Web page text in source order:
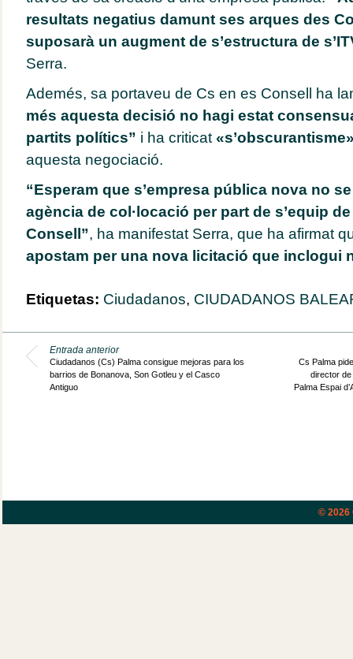
resultats negatius damunt ses arques des
suposarà un augment de s’estructura de
Serra.
Ademés, sa portaveu de Cs en es Consell ha
més aquesta decisió no hagi estat
partits polítics” i ha criticat
aquesta negociació.
“Esperam que s’empresa pública nova no
agència de col·locació per part de s’equip
Consell”, ha manifestat Serra, que ha afirmat
apostam per una nova licitació que inclogui
Etiquetas: Ciudadanos, CIUDADANOS
Entrada anterior
Ciudadanos (Cs) Palma consigue mejoras para los
barrios de Bonanova, Son Gotleu y el Casco
Antiguo
Cs Palma
director
Palma Espai
© 2026